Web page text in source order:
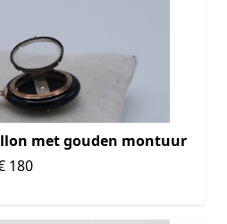
met gouden montuur
180